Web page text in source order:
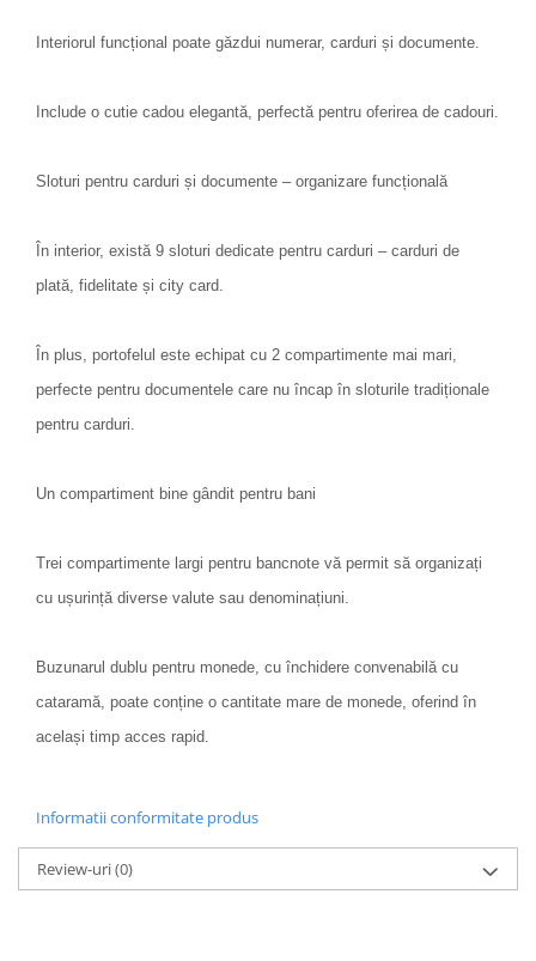
Interiorul funcțional poate găzdui numerar, carduri și documente.
Include o cutie cadou elegantă, perfectă pentru oferirea de cadouri.
Sloturi pentru carduri și documente – organizare funcțională
În interior, există 9 sloturi dedicate pentru carduri – carduri de
plată, fidelitate și city card.
În plus, portofelul este echipat cu 2 compartimente mai mari,
perfecte pentru documentele care nu încap în sloturile tradiționale
pentru carduri.
Un compartiment bine gândit pentru bani
Trei compartimente largi pentru bancnote vă permit să organizați
cu ușurință diverse valute sau denominațiuni.
Buzunarul dublu pentru monede, cu închidere convenabilă cu
cataramă, poate conține o cantitate mare de monede, oferind în
același timp acces rapid.
Informatii conformitate produs
Review-uri(0)